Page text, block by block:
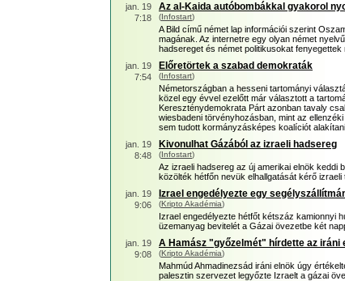
jan. 19
7:18
Az al-Kaida autóbombákkal gyakorol
(Infostart)
A Bild című német lap információi szerint
magának. Az internetre egy olyan német
hadsereget és német politikusokat fenyegettek
jan. 19
7:54
Előretörtek a szabad demokraták
(Infostart)
Németországban a hesseni tartományi
közel egy évvel ezelőtt már választott a
Kereszténydemokrata Párt azonban tavaly
wiesbadeni törvényhozásban, mint az
sem tudott kormányzásképes koalíciót
jan. 19
8:48
Kivonulhat Gázából az izraeli hadsereg
(Infostart)
Az izraeli hadsereg az új amerikai elnök keddi
közölték hétfőn nevük elhallgatását kérő izraeli
jan. 19
9:06
Izrael engedélyezte egy
(Kripto Akadémia)
Izrael engedélyezte hétfőt kétszáz kamionnyi
üzemanyag bevitelét a Gázai övezetbe két
jan. 19
9:08
A Hamász "győzelmét" hírdette az iráni
(Kripto Akadémia)
Mahmúd Ahmadinezsád iráni elnök úgy
palesztin szervezet legyőzte Izraelt a gázai